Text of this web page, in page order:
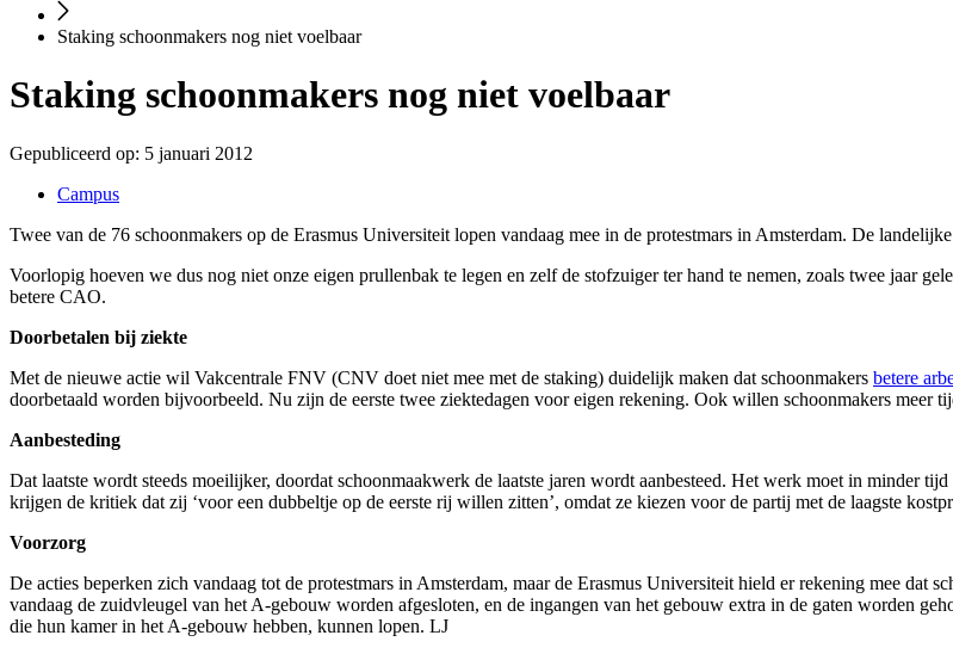
Staking schoonmakers nog niet voelbaar
Staking schoonmakers nog niet voelbaar
Gepubliceerd op: 5 januari 2012
Campus
Twee van de 76 schoonmakers op de Erasmus Universiteit lopen vandaag mee in de protestmars in Amsterdam. De
Voorlopig hoeven we dus nog niet onze eigen prullenbak te legen en zelf de stofzuiger ter hand te nemen, zoals twee jaar
betere CAO.
Doorbetalen bij ziekte
Met de nieuwe actie wil Vakcentrale FNV (CNV doet niet mee met de staking) duidelijk maken dat schoonmakers betere
doorbetaald worden bijvoorbeeld. Nu zijn de eerste twee ziektedagen voor eigen rekening. Ook willen schoonmakers meer
Aanbesteding
Dat laatste wordt steeds moeilijker, doordat schoonmaakwerk de laatste jaren wordt aanbesteed. Het werk moet in minder
krijgen de kritiek dat zij ‘voor een dubbeltje op de eerste rij willen zitten’, omdat ze kiezen voor de partij met de laagste
Voorzorg
De acties beperken zich vandaag tot de protestmars in Amsterdam, maar de Erasmus Universiteit hield er rekening mee dat
vandaag de zuidvleugel van het A-gebouw worden afgesloten, en de ingangen van het gebouw extra in de gaten worden
die hun kamer in het A-gebouw hebben, kunnen lopen. LJ